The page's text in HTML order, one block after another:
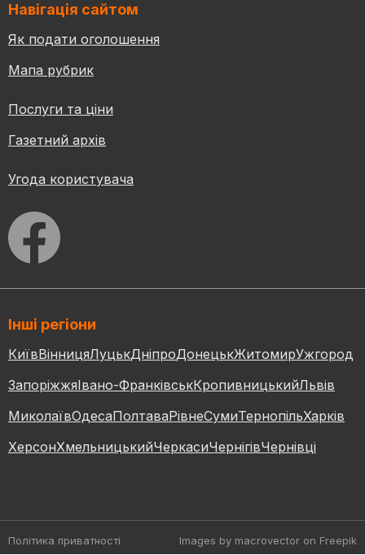
Навігація сайтом
Як подати оголошення
Мапа рубрик
Послуги та ціни
Газетний архів
Угода користувача
Інші регіони
КиївВінницяЛуцькДніпроДонецькЖитомирУжгород
ЗапоріжжяІвано-ФранківськКропивницькийЛьвів
МиколаївОдесаПолтаваРівнеСумиТернопільХарків
ХерсонХмельницькийЧеркасиЧернігівЧернівці
Політика приватності Images by macrovector on Freepik